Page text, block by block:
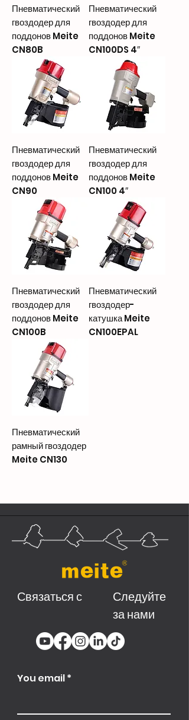
Пневматический
гвоздодер для
поддонов Meite
CN80B
Пневматический
гвоздодер для
поддонов Meite
CN100DS 4″
Пневматический
гвоздодер для
поддонов Meite
CN90
Пневматический
гвоздодер для
поддонов Meite
CN100 4″
Пневматический
гвоздодер для
поддонов Meite
CN100B
Пневматический
гвоздодер-
катушка Meite
CN100EPAL
Пневматический
рамный гвоздодер
Meite CN130
Связаться с
Следуйте
за нами
You email